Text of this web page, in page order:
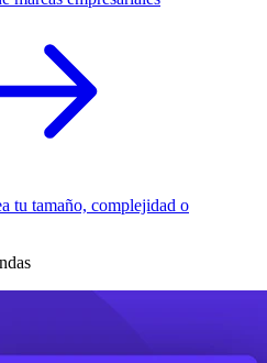
tu tamaño, complejidad o